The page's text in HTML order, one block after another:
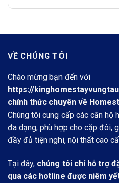
là:
VỀ CHÚNG TÔI
Chào mừng bạn đến với
https://
chính thức chuyên về
Chúng tôi cung cấp các căn hộ
đa dạng, phù hợp cho cặp đôi,
đầy đủ tiện nghi, nội thất cao
Tại đây, chúng tôi chỉ hỗ trợ
qua các hotline được niêm